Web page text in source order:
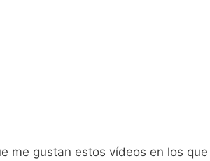
me gustan estos vídeos en los